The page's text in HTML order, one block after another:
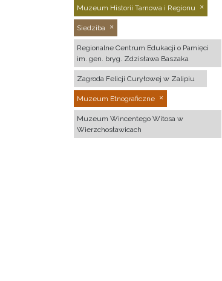
Muzeum Historii Tarnowa i Regionu
Siedziba
Regionalne Centrum Edukacji o Pamięci
im. gen. bryg. Zdzisława Baszaka
Zagroda Felicji Curyłowej w Zalipiu
Muzeum Etnograficzne
Muzeum Wincentego Witosa w
Wierzchosławicach